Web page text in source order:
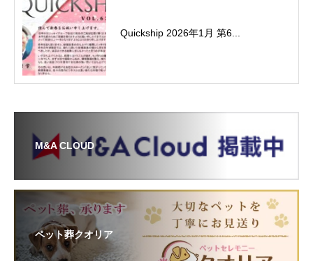
Quickship 2026年1月 第6...
M&A CLOUD
ペット葬クオリア